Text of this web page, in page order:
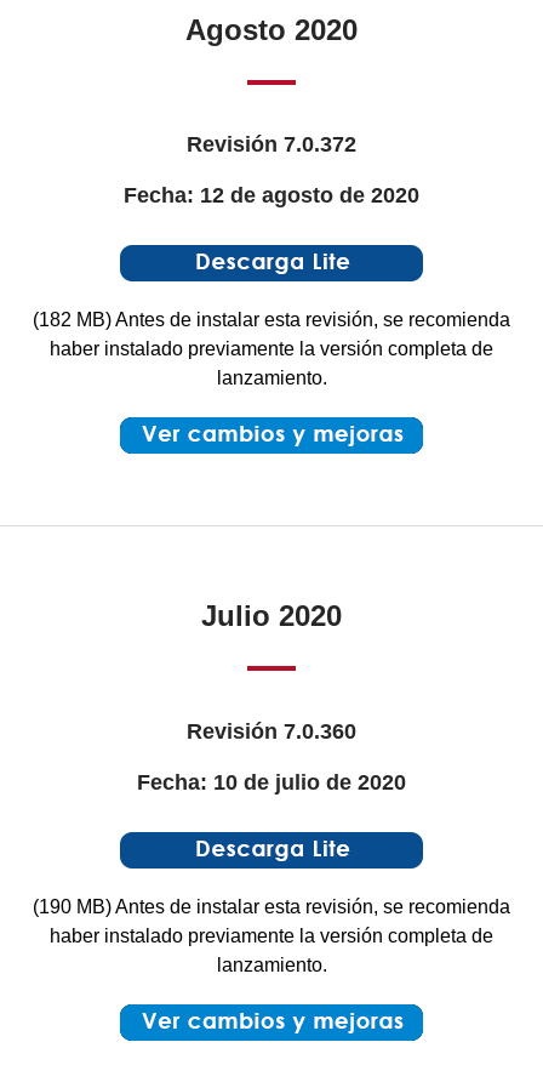
Agosto 2020
Revisión 7.0.372
Fecha: 12 de agosto de 2020
(182 MB) Antes de instalar esta revisión, se recomienda
haber instalado previamente la versión completa de
lanzamiento.
Julio 2020
Revisión 7.0.360
Fecha: 10 de julio de 2020
(190 MB) Antes de instalar esta revisión, se recomienda
haber instalado previamente la versión completa de
lanzamiento.